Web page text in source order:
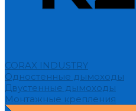
CORAX INDUSTRY
Одностенные дымоходы
Двустенные дымоходы
Монтажные крепления